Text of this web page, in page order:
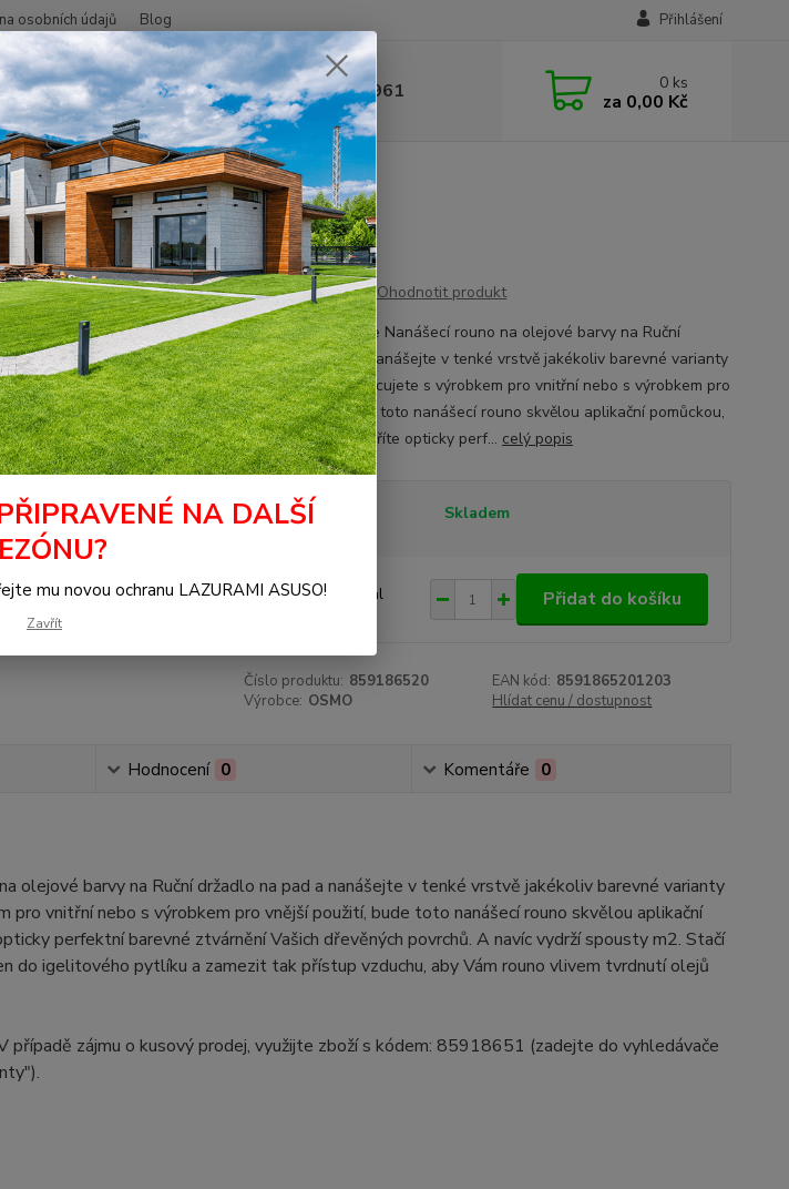
osobních údajů Blog Přihlášení
Hledat +420 377 441 961 0 ks
za 0,00 Kč
neoriginální Nanášecí rouno 120x250 mm (5 ks)
mm (5 ks)
Ohodnotit produkt
Jednoduše nasaďte Nanášecí rouno na olejové barvy na Ruční
držadlo na pad a nanášejte v tenké vrstvě jakékoliv barevné varianty
Osmo olejů. Ať pracujete s výrobkem pro vnitřní nebo s výrobkem pro
vnější použití, bude toto nanášecí rouno skvělou aplikační pomůckou,
pomocí které vytvoříte opticky perf... celý popis
Dostupnost Skladem
1 482 Kč bal Přidat do košíku
Číslo produktu: 859186520 EAN kód: 8591865201203
Výrobce: OSMO Hlídat cenu / dostupnost
Hodnocení 0 Komentáře 0
olejové barvy na Ruční držadlo na pad a nanášejte v tenké vrstvě jakékoliv barevné varianty
pro vnitřní nebo s výrobkem pro vnější použití, bude toto nanášecí rouno skvělou aplikační
perfektní barevné ztvárnění Vašich dřevěných povrchů. A navíc vydrží spousty m2. Stačí
do igelitového pytlíku a zamezit tak přístup vzduchu, aby Vám rouno vlivem tvrdnutí olejů
případě zájmu o kusový prodej, využijte zboží s kódem: 85918651 (zadejte do vyhledávače
NA DALŠÍ
mu novou ochranu LAZURAMI ASUSO!
Zavřít